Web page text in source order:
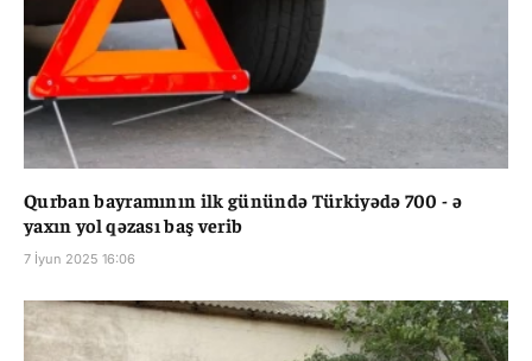
Qurban bayramının ilk günündə Türkiyədə 700 - ə
yaxın yol qəzası baş verib
7 İyun 2025 16:06